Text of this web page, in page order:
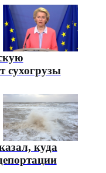
сухогрузы
куда